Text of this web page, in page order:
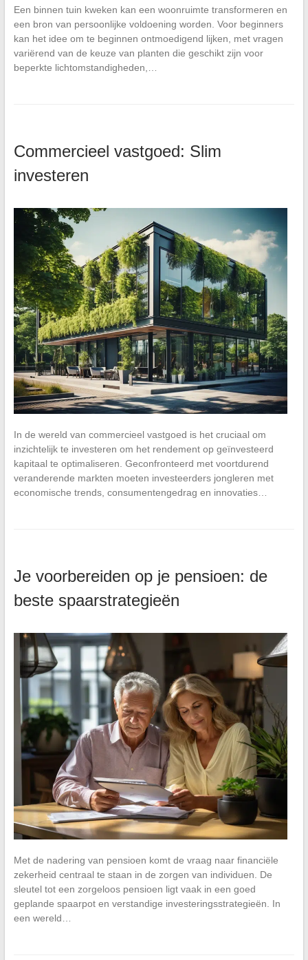
Een binnen tuin kweken kan een woonruimte transformeren en
een bron van persoonlijke voldoening worden. Voor beginners
kan het idee om te beginnen ontmoedigend lijken, met vragen
variërend van de keuze van planten die geschikt zijn voor
beperkte lichtomstandigheden,…
Commercieel vastgoed: Slim
investeren
In de wereld van commercieel vastgoed is het cruciaal om
inzichtelijk te investeren om het rendement op geïnvesteerd
kapitaal te optimaliseren. Geconfronteerd met voortdurend
veranderende markten moeten investeerders jongleren met
economische trends, consumentengedrag en innovaties…
Je voorbereiden op je pensioen: de
beste spaarstrategieën
Met de nadering van pensioen komt de vraag naar financiële
zekerheid centraal te staan in de zorgen van individuen. De
sleutel tot een zorgeloos pensioen ligt vaak in een goed
geplande spaarpot en verstandige investeringsstrategieën. In
een wereld…